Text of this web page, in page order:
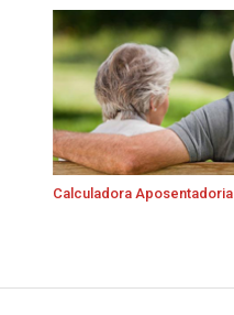
Calculadora Aposentadoria